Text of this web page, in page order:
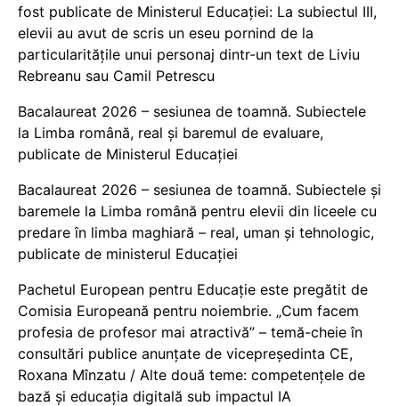
fost publicate de Ministerul Educației: La subiectul III,
elevii au avut de scris un eseu pornind de la
particularitățile unui personaj dintr-un text de Liviu
Rebreanu sau Camil Petrescu
Bacalaureat 2026 – sesiunea de toamnă. Subiectele
la Limba română, real și baremul de evaluare,
publicate de Ministerul Educației
Bacalaureat 2026 – sesiunea de toamnă. Subiectele și
baremele la Limba română pentru elevii din liceele cu
predare în limba maghiară – real, uman și tehnologic,
publicate de ministerul Educației
Pachetul European pentru Educație este pregătit de
Comisia Europeană pentru noiembrie. „Cum facem
profesia de profesor mai atractivă” – temă-cheie în
consultări publice anunțate de vicepreședinta CE,
Roxana Mînzatu / Alte două teme: competențele de
bază și educația digitală sub impactul IA